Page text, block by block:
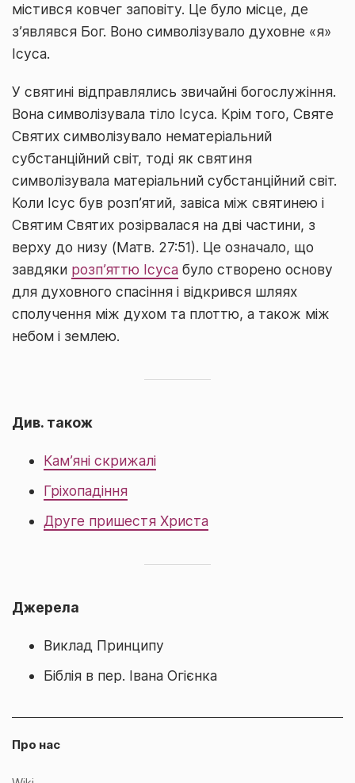
містився ковчег заповіту. Це було місце, де
з’являвся Бог. Воно символізувало духовне «я»
Ісуса.
У святині відправлялись звичайні богослужіння.
Вона символізувала тіло Ісуса. Крім того, Святе
Святих символізувало нематеріальний
субстанційний світ, тоді як святиня
символізувала матеріальний субстанційний світ.
Коли Ісус був розп’ятий, завіса між святинею і
Святим Святих розірвалася на дві частини, з
верху до низу (Матв. 27:51). Це означало, що
завдяки розп’яттю Ісуса було створено основу
для духовного спасіння і відкрився шляях
сполучення між духом та плоттю, а також між
небом і землею.
Див. також
Кам’яні скрижалі
Гріхопадіння
Друге пришестя Христа
Джерела
Виклад Принципу
Біблія в пер. Івана Огієнка
Про нас